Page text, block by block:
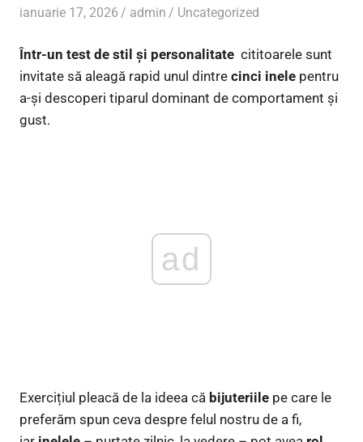
ianuarie 17, 2026 admin Uncategorized
Într-un test de stil și personalitate cititoarele sunt
invitate să aleagă rapid unul dintre cinci inele pentru
a-și descoperi tiparul dominant de comportament și
gust.
ad
Exercițiul pleacă de la ideea că bijuteriile pe care le
preferăm spun ceva despre felul nostru de a fi,